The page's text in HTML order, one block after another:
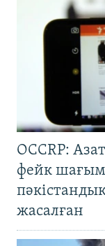
OCCRP:
фейк шағым
жасалған